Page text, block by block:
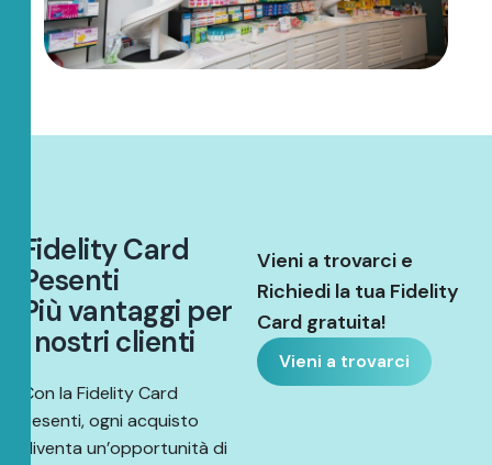
FidelityCard
Pesenti
Piùvantaggi per
nostri clienti
Con la Fidelity Card
Pesenti, ogni acquisto
diventa un’opportunità di
Vieni a trovarci e
Richiedi la tua Fidelity
Card gratuita!
Vieni a trovarci